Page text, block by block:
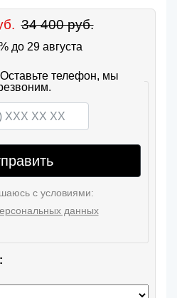
34 400 руб.
до 29 августа
телефон, мы
с условиями:
данных